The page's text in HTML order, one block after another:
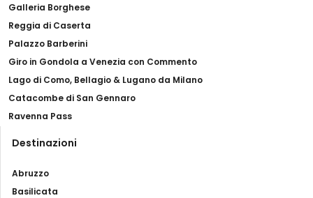
Galleria Borghese
Reggia di Caserta
Palazzo Barberini
Giro in Gondola a Venezia con Commento
Lago di Como, Bellagio & Lugano da Milano
Catacombe di San Gennaro
Ravenna Pass
Destinazioni
Abruzzo
Basilicata